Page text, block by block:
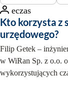
eczas
Kto korzysta z
urzędowego?
Filip Getek –
w WiRan Sp. z o.o.
wykorzystujących